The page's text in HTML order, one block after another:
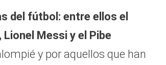
del fútbol: entre ellos el
Messi y el Pibe
y por aquellos que han